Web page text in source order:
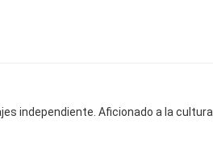
independiente. Aficionado a la cultura